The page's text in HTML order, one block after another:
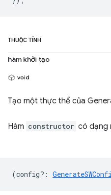
THUỘC TÍNH
hàm khởi tạo
void
Tạo một thực thể của
Hàm constructor có dạng
(config? :